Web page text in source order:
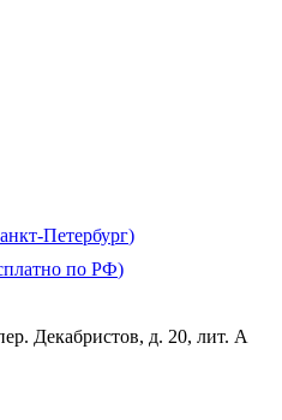
Петербург)
по РФ)
Декабристов, д. 20, лит. А